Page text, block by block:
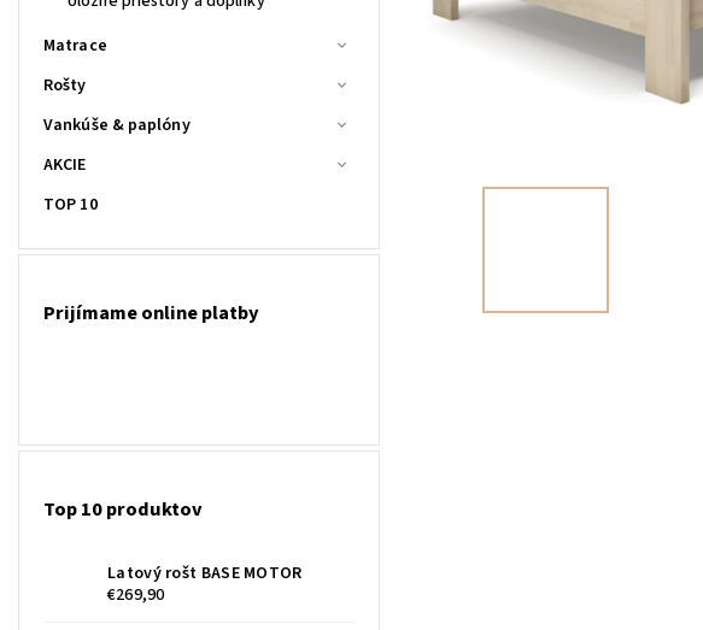
Matrace
Rošty
Vankúše & paplóny
AKCIE
TOP 10
Prijímame online platby
Top 10 produktov
Latový rošt BASE MOTOR
€269,90